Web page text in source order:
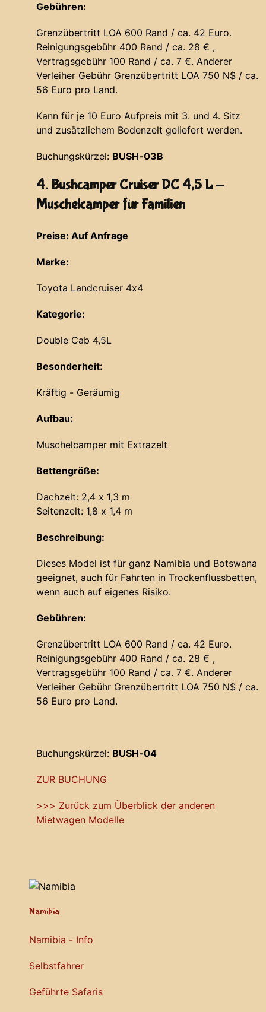
Gebühren:
Grenzübertritt LOA 600 Rand / ca. 42 Euro.
Reinigungsgebühr 400 Rand / ca. 28 € ,
Vertragsgebühr 100 Rand / ca. 7 €. Anderer
Verleiher Gebühr Grenzübertritt LOA 750 N$ / ca.
56 Euro pro Land.
Kann für je 10 Euro Aufpreis mit 3. und 4. Sitz
und zusätzlichem Bodenzelt geliefert werden.
Buchungskürzel: BUSH-03B
4. Bushcamper Cruiser DC 4,5 L -
Muschelcamper für Familien
Preise: Auf Anfrage
Marke:
Toyota Landcruiser 4x4
Kategorie:
Double Cab 4,5L
Besonderheit:
Kräftig - Geräumig
Aufbau:
Muschelcamper mit Extrazelt
Bettengröße:
Dachzelt: 2,4 x 1,3 m
Seitenzelt: 1,8 x 1,4 m
Beschreibung:
Dieses Model ist für ganz Namibia und Botswana
geeignet, auch für Fahrten in Trockenflussbetten,
wenn auch auf eigenes Risiko.
Gebühren:
Grenzübertritt LOA 600 Rand / ca. 42 Euro.
Reinigungsgebühr 400 Rand / ca. 28 € ,
Vertragsgebühr 100 Rand / ca. 7 €. Anderer
Verleiher Gebühr Grenzübertritt LOA 750 N$ / ca.
56 Euro pro Land.
Buchungskürzel: BUSH-04
ZUR BUCHUNG
>>> Zurück zum Überblick der anderen
Mietwagen Modelle
Namibia
Namibia - Info
Selbstfahrer
Geführte Safaris